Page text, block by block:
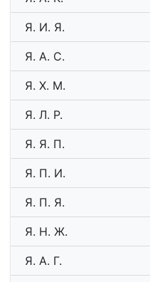
Я. И. Я.
Я. А. С.
Я. Х. М.
Я. Л. Р.
Я. Я. П.
Я. П. И.
Я. П. Я.
Я. Н. Ж.
Я. А. Г.